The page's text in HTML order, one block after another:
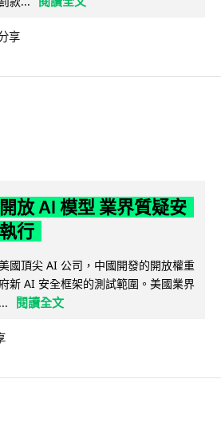
享
放 AI 模型 業界質疑安
行
國頂尖 AI 公司，中國開發的開放權重
新 AI 安全框架的測試範圍。美國業界
閱讀全文